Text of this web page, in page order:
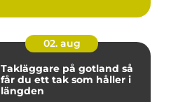
02. aug
Takläggare på gotland så
får du ett tak som håller i
längden